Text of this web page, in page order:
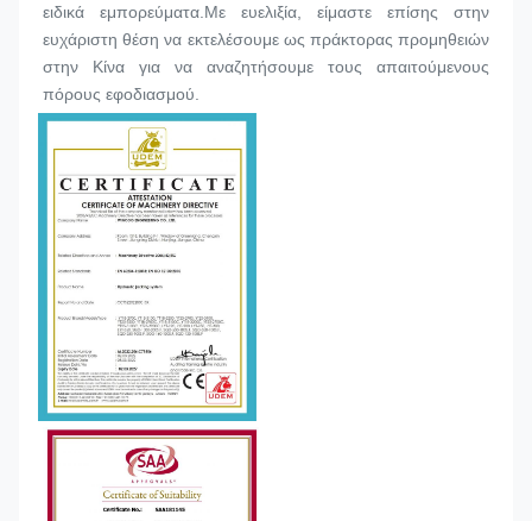
ειδικά εμπορεύματα.Με ευελιξία, είμαστε επίσης στην
ευχάριστη θέση να εκτελέσουμε ως πράκτορας προμηθειών
στην Κίνα για να αναζητήσουμε τους απαιτούμενους
πόρους εφοδιασμού.